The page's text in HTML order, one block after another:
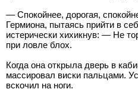
— Спокойнее, дорогая,
Гермиона, пытаясь прийти в
истерически хихикнув: — Не
при ловле блох.
Когда она открыла дверь в
массировал виски пальцами.
вскочил на ноги.